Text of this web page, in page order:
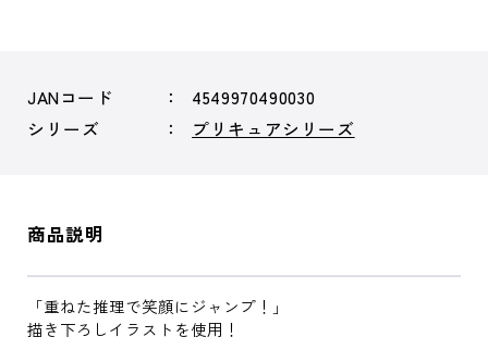
JANコード
4549970490030
シリーズ
プリキュアシリーズ
商品説明
「重ねた推理で笑顔にジャンプ！」
描き下ろしイラストを使用！